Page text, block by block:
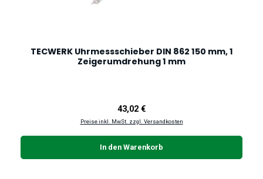
TECWERK Uhrmessschieber DIN 862 150 mm, 1
Zeigerumdrehung 1 mm
Regulärer Preis:
43,02 €
Preise inkl. MwSt. zzgl. Versandkosten
In den Warenkorb